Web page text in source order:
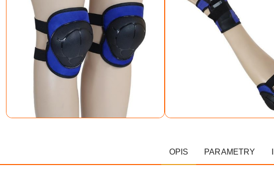
OPIS PARAMETRY